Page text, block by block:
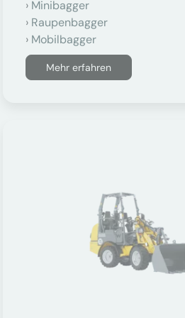
Minibagger
Raupenbagger
Mobilbagger
Mehr erfahren